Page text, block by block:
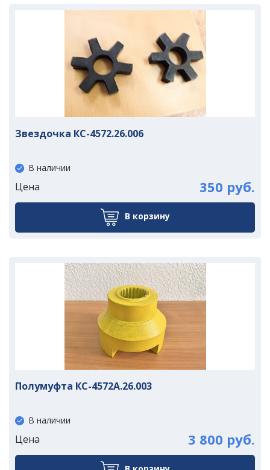
Звездочка КС-4572.26.006
В наличии
Цена 350 руб.
В корзину
Полумуфта КС-4572А.26.003
В наличии
Цена 3 800 руб.